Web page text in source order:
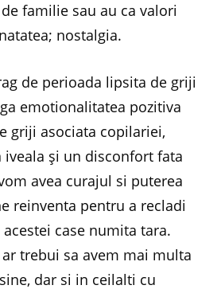
familie sau au ca valori
nostalgia.
de perioada lipsita de griji
emotionalitatea pozitiva
griji asociata copilariei,
iveala şi un disconfort fata
avea curajul si puterea
reinventa pentru a recladi
case numita tara.
trebui sa avem mai multa
dar si in ceilalti cu